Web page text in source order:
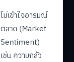
ไม่เข้าใจอารมณ์
ตลาด (Market
Sentiment)
เช่น ความกลัว